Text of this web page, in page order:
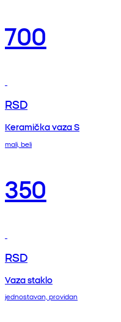
700
RSD
Keramička vaza S
mali, beli
350
RSD
Vaza staklo
jednostavan, providan